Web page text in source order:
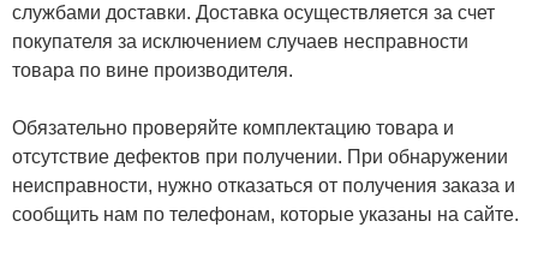
службами доставки. Доставка осуществляется за счет
покупателя за исключением случаев несправности
товара по вине производителя.
Обязательно проверяйте комплектацию товара и
отсутствие дефектов при получении. При обнаружении
неисправности, нужно отказаться от получения заказа и
сообщить нам по телефонам, которые указаны на сайте.